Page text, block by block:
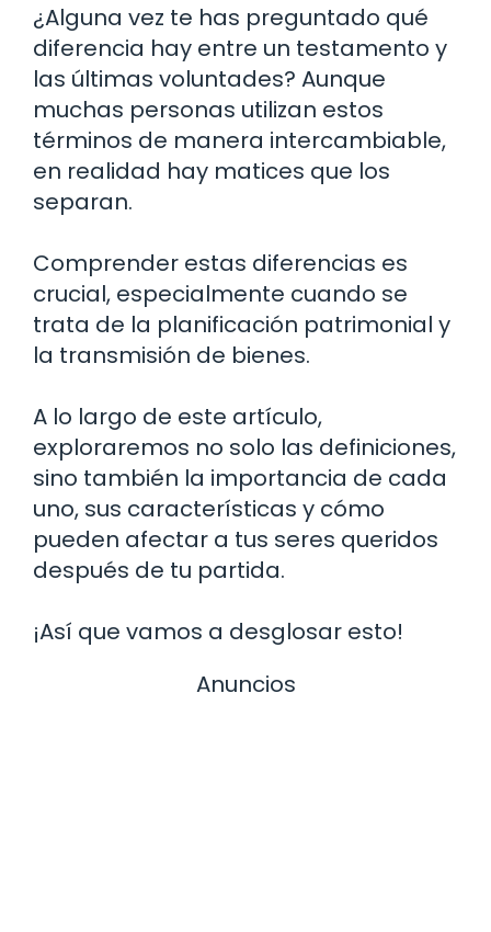
¿Alguna vez te has preguntado qué
diferencia hay entre un testamento y
las últimas voluntades? Aunque
muchas personas utilizan estos
términos de manera intercambiable,
en realidad hay matices que los
separan.
Comprender estas diferencias es
crucial, especialmente cuando se
trata de la planificación patrimonial y
la transmisión de bienes.
A lo largo de este artículo,
exploraremos no solo las definiciones,
sino también la importancia de cada
uno, sus características y cómo
pueden afectar a tus seres queridos
después de tu partida.
¡Así que vamos a desglosar esto!
Anuncios